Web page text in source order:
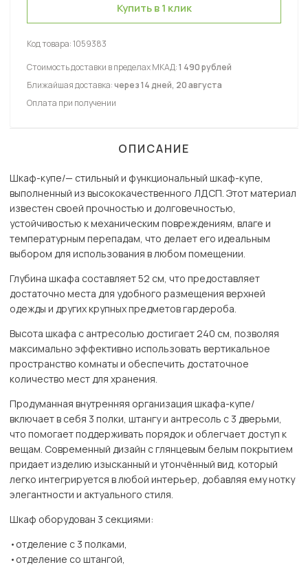
Купить в 1 клик
Код товара:1059383
Стоимость доставки в пределах МКАД:1 490 рублей
Ближайшая доставка:через 14 дней, 20 августа
Оплата при получении
ОПИСАНИЕ
Шкаф-купе/— стильный и функциональный шкаф-купе,
выполненный из высококачественного ЛДСП. Этот материал
известен своей прочностью и долговечностью,
устойчивостью к механическим повреждениям, влаге и
температурным перепадам, что делает его идеальным
выбором для использования в любом помещении.
Глубина шкафа составляет 52 см, что предоставляет
достаточно места для удобного размещения верхней
одежды и других крупных предметов гардероба.
Высота шкафа с антресолью достигает 240 см, позволяя
максимально эффективно использовать вертикальное
пространство комнаты и обеспечить достаточное
количество мест для хранения.
Продуманная внутренняя организация шкафа-купе/
включает в себя 3 полки, штангу и антресоль с 3 дверьми,
что помогает поддерживать порядок и облегчает доступ к
вещам. Современный дизайн с глянцевым белым покрытием
придает изделию изысканный и утончённый вид, который
легко интегрируется в любой интерьер, добавляя ему нотку
элегантности и актуального стиля.
Шкаф оборудован 3 секциями:
•отделение с 3 полками,
•отделение со штангой,